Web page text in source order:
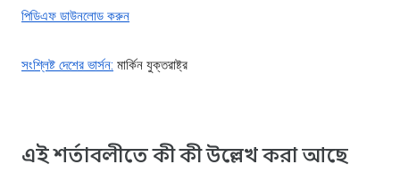
পিডিএফ ডাউনলোড করুন
সংশ্লিষ্ট দেশের ভার্সন: মার্কিন যুক্তরাষ্ট্র
এই শর্তাবলীতে কী কী উল্লেখ করা আছে